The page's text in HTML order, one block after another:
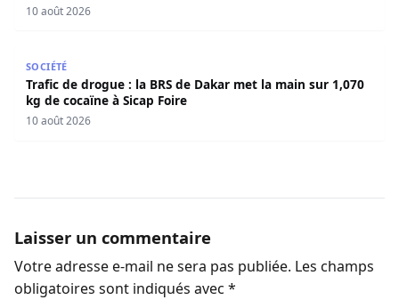
10 août 2026
SOCIÉTÉ
Trafic de drogue : la BRS de Dakar met la main sur 1,070
kg de cocaïne à Sicap Foire
10 août 2026
Laisser un commentaire
Votre adresse e-mail ne sera pas publiée. Les champs
obligatoires sont indiqués avec *